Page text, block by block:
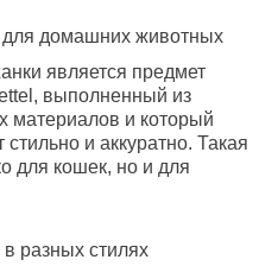
домашних животных
является предмет
выполненный из
материалов и который
и аккуратно. Такая
для кошек, но и для
разных стилях